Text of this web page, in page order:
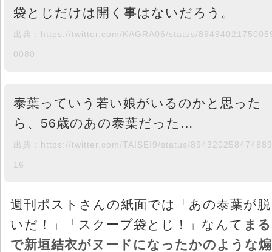
袋とじだけは開く事はないだろう。
出典：https://twitter.com/KAGRA06/status/
0080
泰葉っていう若い娘がいるのかと思った
ら、56歳のあの泰葉だった…
出典：https://twitter.com/TAISEI9/status/
16
週刊ポストさんの紙面では「あの泰葉が脱
いだ！」「スクープ袋とじ！」なんて まる
で新垣結衣がヌードになったかのような煽